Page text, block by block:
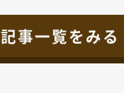
記事一覧をみる